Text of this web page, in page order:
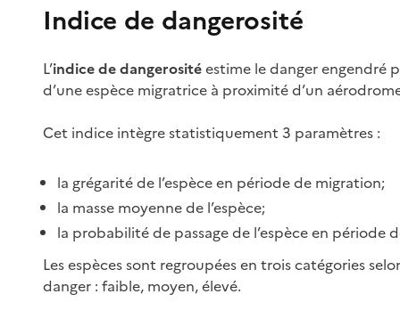
Indice de dangerosité
L’indice de dangerositéestime le danger engendré
d’une espèce migratrice à proximité d’un
Cet indice intègre statistiquement 3 paramètres :
la grégarité de l’espèce en période de migration;
la masse moyenne de l’espèce;
la probabilité de passage de l’espèce en période
Les espèces sont regroupées en trois catégories
danger : faible, moyen, élevé.